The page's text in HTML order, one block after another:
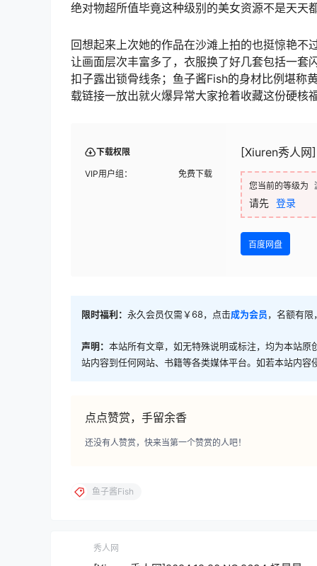
绝对物超所值毕竟这种级别的美女资源不是天天
回想起来上次她的作品在沙滩上拍的也挺惊艳不
让画面层次丰富多了，衣服换了好几套包括一
扣子露出锁骨线条；鱼子酱Fish的身材比例堪称
载链接一放出就火爆异常大家抢着收藏这份硬核
下载权限
VIP用户组： 免费下载
[Xiuren秀人
您当前的等级为
请先 登录
百度网盘
限时福利： 永久会员仅需￥68，点击成为会员，名额有
声明： 本站所有文章，如无特殊说明或标注，均为本站
站内容到任何网站、书籍等各类媒体平台。如若本站内
点点赞赏，手留余香
还没有人赞赏，快来当第一个赞赏的人吧！
鱼子酱Fish
秀人网